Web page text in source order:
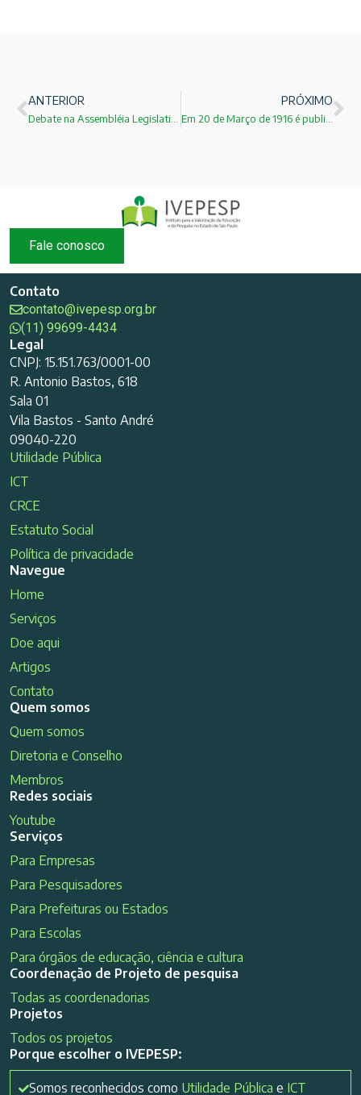
ANTERIOR PRÓXIMO
Fale conosco
Contato
contato@ivepesp.org.br
(11) 99699-4434
Legal
CNPJ: 15.151.763/0001-00
R. Antonio Bastos, 618
Sala 01
Vila Bastos - Santo André
09040-220
Utilidade Pública
ICT
CRCE
Estatuto Social
Política de privacidade
Navegue
Home
Serviços
Doe aqui
Artigos
Contato
Quem somos
Quem somos
Diretoria e Conselho
Membros
Redes sociais
Youtube
Serviços
Para Empresas
Para Pesquisadores
Para Prefeituras ou Estados
Para Escolas
Para órgãos de educação, ciência e cultura
Coordenação de Projeto de pesquisa
Todas as coordenadorias
Projetos
Todos os projetos
Porque escolher o IVEPESP:
Somos reconhecidos como Utilidade Pública e ICT